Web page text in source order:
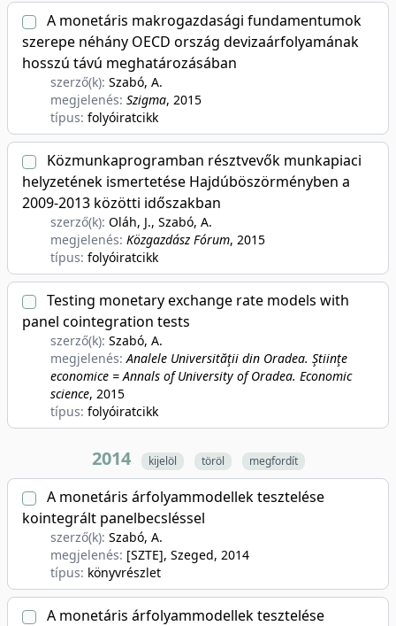
A monetáris makrogazdasági fundamentumok
szerepe néhány OECD ország devizaárfolyamának
hosszú távú meghatározásában
szerző(k): Szabó, A.
megjelenés: Szigma, 2015
típus: folyóiratcikk
Közmunkaprogramban résztvevők munkapiaci
helyzetének ismertetése Hajdúböszörményben a
2009-2013 közötti időszakban
szerző(k): Oláh, J., Szabó, A.
megjelenés: Közgazdász Fórum, 2015
típus: folyóiratcikk
Testing monetary exchange rate models with
panel cointegration tests
szerző(k): Szabó, A.
megjelenés:Analele Universităţii din Oradea. Ştiinţe
economice = Annals of University of Oradea. Economic
science, 2015
típus: folyóiratcikk
2014 kijelöl töröl megfordít
A monetáris árfolyammodellek tesztelése
kointegrált panelbecsléssel
szerző(k): Szabó, A.
megjelenés: [SZTE], Szeged, 2014
típus: könyvrészlet
A monetáris árfolyammodellek tesztelése